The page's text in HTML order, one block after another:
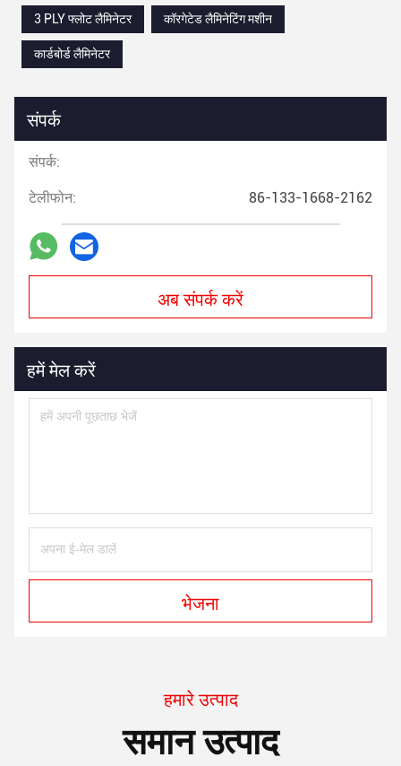
3 PLY फ्लोट लैमिनेटर
कॉरगेटेड लैमिनेटिंग मशीन
कार्डबोर्ड लैमिनेटर
संपर्क
संपर्क:
टेलीफोन: 86-133-1668-2162
अब संपर्क करें
हमें मेल करें
भेजना
हमारे उत्पाद
समान उत्पाद